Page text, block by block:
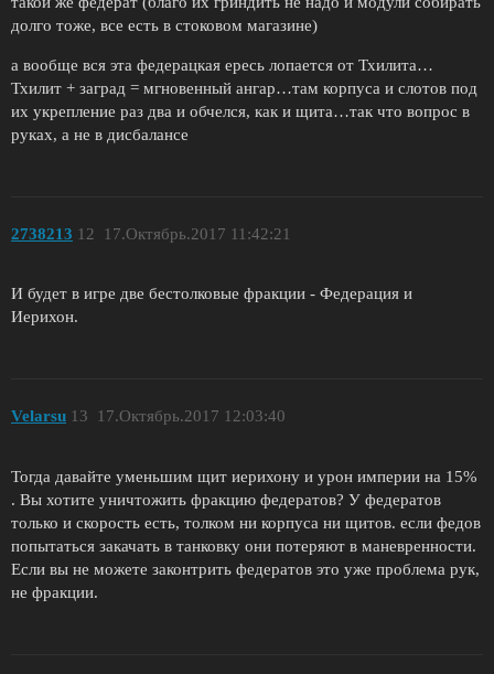
долго тоже, все есть в стоковом магазине)
а вообще вся эта федерацкая ересь лопается от Тхилита…
Тхилит + заград = мгновенный ангар…там корпуса и слотов под
их укрепление раз два и обчелся, как и щита…так что вопрос в
руках, а не в дисбалансе
2738213 17.Октябрь.2017 11:42:21
12
И будет в игре две бестолковые фракции - Федерация и
Иерихон.
Velarsu 17.Октябрь.2017 12:03:40
13
Тогда давайте уменьшим щит иерихону и урон империи на 15%
. Вы хотите уничтожить фракцию федератов? У федератов
только и скорость есть, толком ни корпуса ни щитов. если федов
попытаться закачать в танковку они потеряют в маневренности.
Если вы не можете законтрить федератов это уже проблема рук,
не фракции.